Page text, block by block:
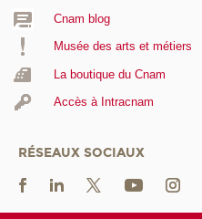
Cnam blog
Musée des arts et métiers
La boutique du Cnam
Accès à Intracnam
RÉSEAUX SOCIAUX